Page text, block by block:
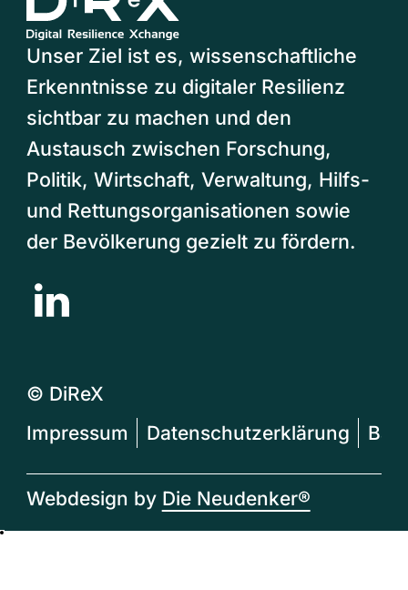
Unser Ziel ist es, wissenschaftliche
Erkenntnisse zu digitaler Resilienz
sichtbar zu machen und den
Austausch zwischen Forschung,
Politik, Wirtschaft, Verwaltung, Hilfs-
und Rettungsorganisationen sowie
der Bevölkerung gezielt zu fördern.
© DiReX
Impressum
Datenschutzerklärung
Webdesign by Die Neudenker®